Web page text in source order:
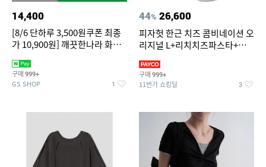
14,400
[8/6 단하루 3,500원쿠폰 최종
가 10,900원] 깨끗한나라 화장
롤
구매 999+
GS SHOP 1
44% 26,600
피자헛 한근 치즈 콤비네이션 오
리지널 L+리치치즈파스타+콜
구매 999+
11번가 쇼킹딜 3